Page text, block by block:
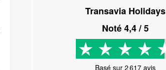
Transavia Holidays
Noté4,4/ 5
Basé sur 2 617avis